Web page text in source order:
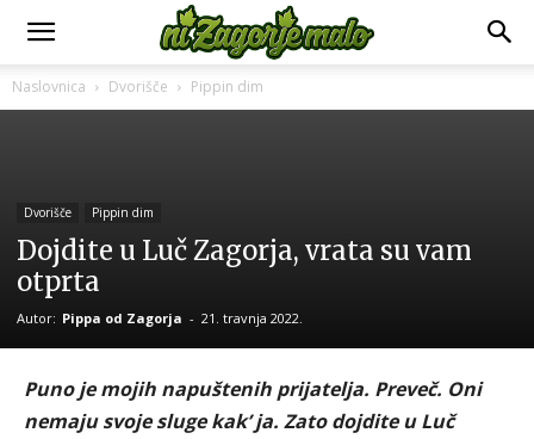
Naslovnica Dvorišče Pippin dim
Dvorišče Pippin dim
Dojdite u Luč Zagorja, vrata su vam
otprta
Autor: Pippa od Zagorja - 21. travnja 2022.
Puno je mojih napuštenih prijatelja. Preveč. Oni
nemaju svoje sluge kak’ ja. Zato dojdite u Luč